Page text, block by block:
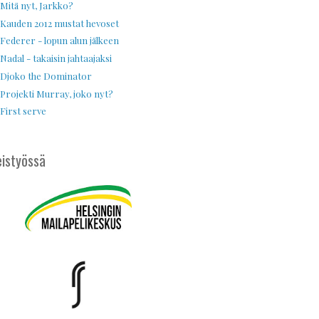
Mitä nyt, Jarkko?
Kauden 2012 mustat hevoset
Federer - lopun alun jälkeen
Nadal - takaisin jahtaajaksi
Djoko the Dominator
Projekti Murray, joko nyt?
First serve